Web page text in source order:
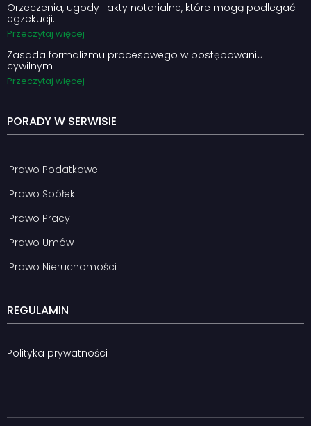
Orzeczenia, ugody i akty notarialne, które mogą podlegać
egzekucji.
Przeczytaj więcej
Zasada formalizmu procesowego w postępowaniu
cywilnym
Przeczytaj więcej
PORADY W SERWISIE
Prawo Podatkowe
Prawo Spółek
Prawo Pracy
Prawo Umów
Prawo Nieruchomości
REGULAMIN
Polityka prywatności